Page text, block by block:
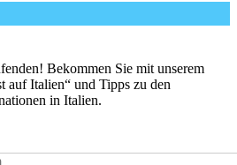
Bekommen Sie mit unserem
auf Italien“ und Tipps zu den
in Italien.